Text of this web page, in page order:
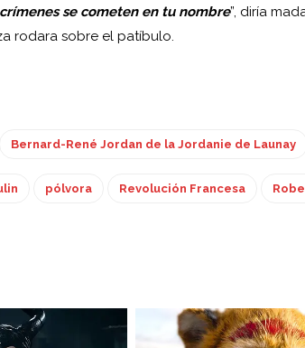
se cometen en tu nombre”, diría
rodara sobre el patíbulo.
Bernard-René Jordan de la Jordanie de Launay
pólvora Revolución Francesa